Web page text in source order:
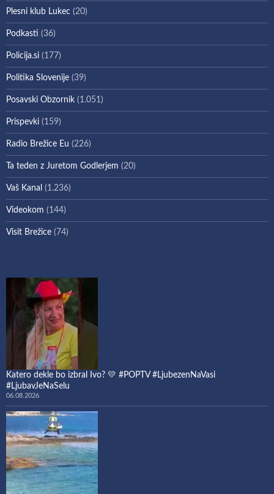
Plesni klub Lukec (20)
Podkasti (36)
Policija.si (177)
Politika Slovenije (39)
Posavski Obzornik (1.051)
Prispevki (159)
Radio Brežice Eu (226)
Ta teden z Juretom Godlerjem (20)
Vaš Kanal (1.236)
Videokom (144)
Visit Brežice (74)
Katero dekle bo izbral Ivo? 💛 #POPTV #LjubezenNaVasi
#LjubavJeNaSelu
06.08.2026